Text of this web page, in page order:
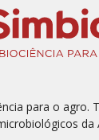
para o agro.
da